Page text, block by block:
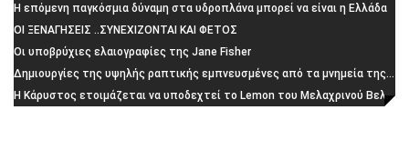
Η επόμενη παγκόσμια δύναμη στα υδροπλάνα μπορεί να είναι η Ελλάδα
ΟΙ ΞΕΝΑΓΗΣΕΙΣ ..ΣΥΝΕΧΙΖΟΝΤΑΙ ΚΑΙ ΦΕΤΟΣ
Οι υποβρύχιες ελαιογραφίες της Jane Fisher
Δημιουργίες της υψηλής ραπτικής εμπνευσμένες από τα μνημεία της Ρώμης
H Κάρυστος ετοιμάζεται να υποδεχτεί το Lemon του Μελαχρινού Βελέντζα: H απίστευτη ιστορία